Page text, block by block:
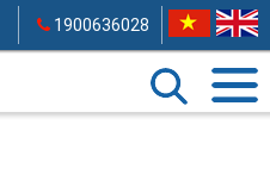
1900636028